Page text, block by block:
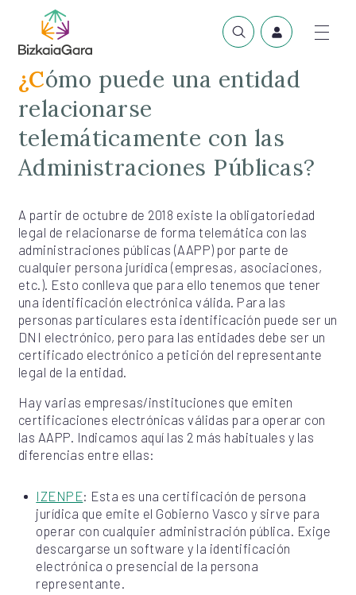
¿Cómo puede una entidad
relacionarse
telemáticamente con las
Administraciones Públicas?
A partir de octubre de 2018 existe la obligatoriedad
legal de relacionarse de forma telemática con las
administraciones públicas (AAPP) por parte de
cualquier persona jurídica (empresas, asociaciones,
etc.). Esto conlleva que para ello tenemos que tener
una identificación electrónica válida. Para las
personas particulares esta identificación puede ser un
DNI electrónico, pero para las entidades debe ser un
certificado electrónico a petición del representante
legal de la entidad.
Hay varias empresas/instituciones que emiten
certificaciones electrónicas válidas para operar con
las AAPP. Indicamos aquí las 2 más habituales y las
diferencias entre ellas:
IZENPE: Esta es una certificación de persona
jurídica que emite el Gobierno Vasco y sirve para
operar con cualquier administración pública. Exige
descargarse un software y la identificación
electrónica o presencial de la persona
representante.